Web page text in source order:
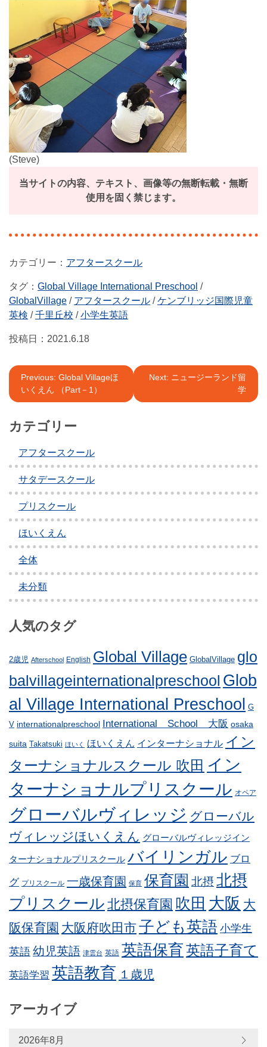
(Steve)
当サイトの内容、テキスト、画像等の無断転載・無断
使用を固く禁じます。
アフタースクール
タグ： Global Village International Preschool /
GlobalVillage / アフタースクール /ケンブリッジ国際児童
英検 /千里丘校 /小学生英語
投稿日： 2021.6.18
投
稿
ナ
ゲ
ー
シ
ョ
ン
Previous: Global Villageほ
いくえん （Part－1）
Next: ニュージーランド留
学
カテゴリー
アフタースクール
サタデースクール
プリスクール
ほいくえん
全体
未分類
人気のタグ
2歳児 Afterschool English Global Village GlobalVillage glo
balvillageinternationalpreschool Glob
al Village International Preschool G
V internationalpreschool International School 大阪 osaka
suita Takatsuki ほいく ほいくえん インターナショナル イン
ターナショナルスクール 吹田 イン
ターナショナルプリスクール オペア
グローバルヴィレッジ グローバル
ヴィレッジほいくえん グローバルヴィレッジイン
ターナショナルプリスクール バイリンガル ブロ
グ プリスクール 一歳保育園 保育 保育園 北摂 北摂
プリスクール 北摂保育園 吹田 大阪 大
阪保育園 大阪府吹田市子ども英語 小学生
英語幼児英語 津雲台 英語 英語保育英語子育て
英語学習 英語教育 １歳児
アーカイブ
2026年8月